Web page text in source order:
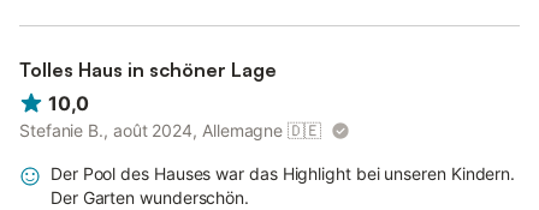
Tolles Haus in schöner Lage
10,0
Stefanie B., août 2024, Allemagne 🇩🇪
Der Pool des Hauses war das Highlight bei unseren Kindern.
Der Garten wunderschön.